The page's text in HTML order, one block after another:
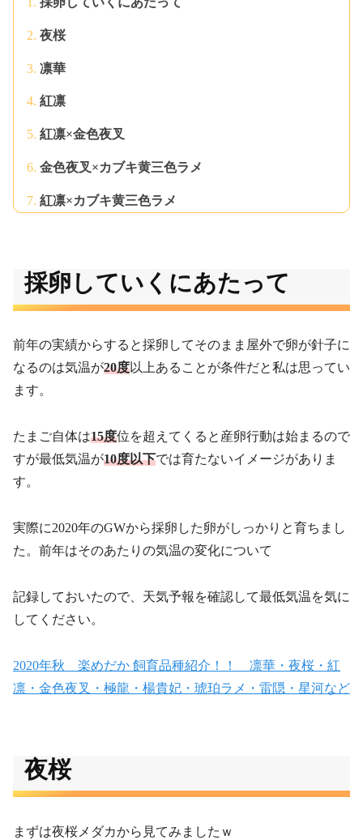
夜桜
凛華
紅凛
紅凛×金色夜叉
金色夜叉×カブキ黄三色ラメ
紅凛×カブキ黄三色ラメ
採卵していくにあたって
前年の実績からすると採卵してそのまま屋外で卵が針子に
なるのは気温が20度以上あることが条件だと私は思ってい
ます。
たまご自体は15度位を超えてくると産卵行動は始まるので
すが最低気温が10度以下では育たないイメージがありま
す。
実際に2020年のGWから採卵した卵がしっかりと育ちまし
た。前年はそのあたりの気温の変化について
記録しておいたので、天気予報を確認して最低気温を気に
してください。
2020年秋 楽めだか 飼育品種紹介！！ 凛華・夜桜・紅
凛・金色夜叉・極龍・楊貴妃・琥珀ラメ・雷隠・星河など
夜桜
まずは夜桜メダカから見てみましたｗ